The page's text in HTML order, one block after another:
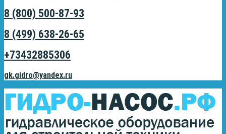
8 (800) 500-87-93
8 (499) 638-26-65
+73432885306
gk.gidro@yandex.ru